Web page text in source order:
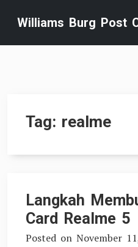
content
Williams Burg Post
Tag: realme
Langkah
Card Realme 5
Posted on November